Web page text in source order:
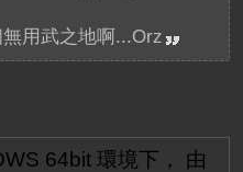
用武之地啊...Orz
64bit 環境下， 由